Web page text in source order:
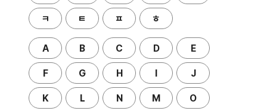
ㅋ ㅌ ㅍ ㅎ
A B C D E
F G H I J
K L N M O